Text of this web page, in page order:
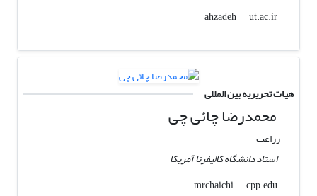
ahzadeh
ut.ac.ir
هیات تحریریه بین المللی
محمدرضا چائی چی
زراعت
استاد دانشگاه کالیفرنا آمریکا
mrchaichi
cpp.edu